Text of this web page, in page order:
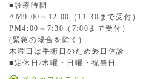
■診療時間
AM9:00～12:00（11:30まで受付）
PM4:00～7:30（7:00まで受付）
(緊急の場合を除く)
木曜日は手術日のため終日休診
■定休日/木曜・日曜・祝祭日